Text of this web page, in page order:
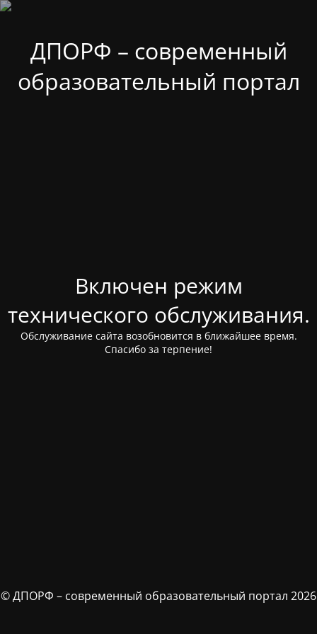
ДПОРФ – современный
образовательный портал
Включен режим
технического обслуживания.
Обслуживание сайта возобновится в ближайшее время.
Спасибо за терпение!
© ДПОРФ – современный образовательный портал 2026